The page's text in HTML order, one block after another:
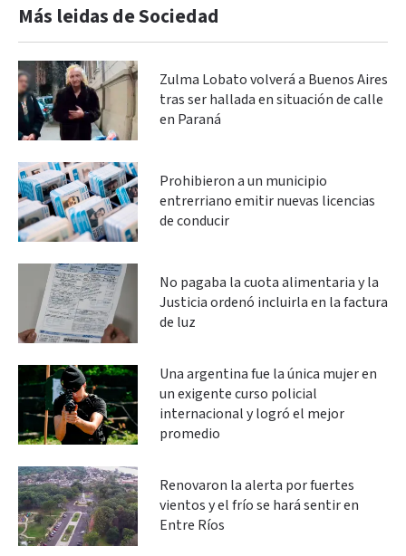
Más leidas de Sociedad
Zulma Lobato volverá a Buenos Aires
tras ser hallada en situación de calle
en Paraná
Prohibieron a un municipio
entrerriano emitir nuevas licencias
de conducir
No pagaba la cuota alimentaria y la
Justicia ordenó incluirla en la factura
de luz
Una argentina fue la única mujer en
un exigente curso policial
internacional y logró el mejor
promedio
Renovaron la alerta por fuertes
vientos y el frío se hará sentir en
Entre Ríos